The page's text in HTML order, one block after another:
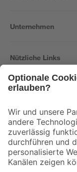
Unternehmen
Nützliche Links
Der toom Newsletter:
Zur Newsletter
Folge uns